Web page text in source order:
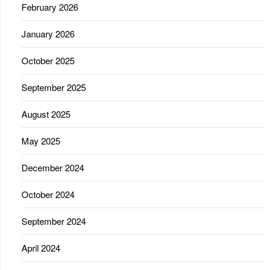
February 2026
January 2026
October 2025
September 2025
August 2025
May 2025
December 2024
October 2024
September 2024
April 2024